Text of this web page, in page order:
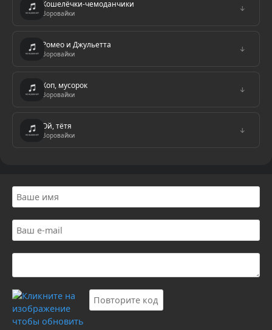
Кошелёчки-чемоданчики
Воровайки
↓
Ромео и Джульетта
Воровайки
↓
Хоп, мусорок
Воровайки
↓
Ой, тётя
Воровайки
↓